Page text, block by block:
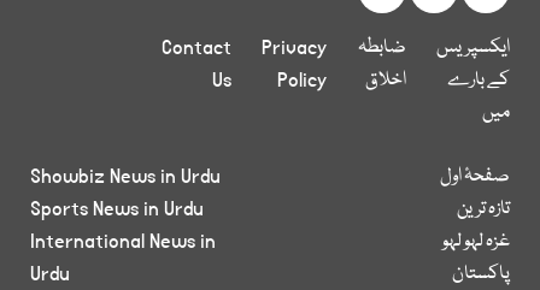
ایکسپریس
کے بارے
میں
ضابطہ
اخلاق
Privacy
Policy
Contact
Us
صفحۂ اول
تازہ ترین
غزہ لہو لہو
پاکستان
Showbiz News in Urdu
Sports News in Urdu
International News in
Urdu